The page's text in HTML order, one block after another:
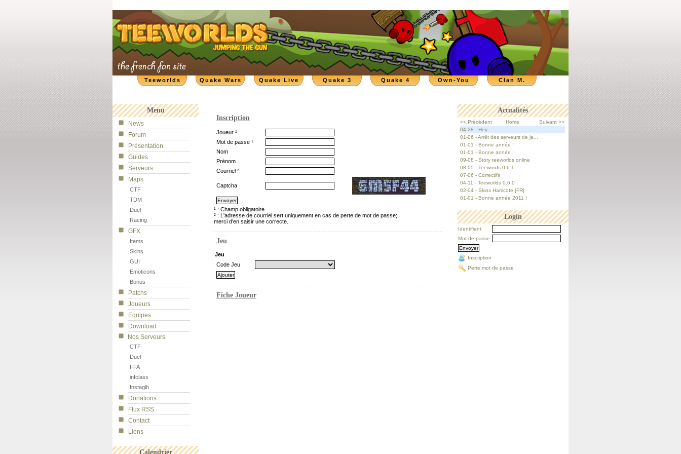
Clan M.
Own-You
Quake 4
Quake 3
Quake Live
Quake Wars
Teeworlds
Menu
News
Forum
Présentation
Guides
Serveurs
Maps
CTF
TDM
Duel
Racing
GFX
Items
Skins
GUI
Emoticons
Bonus
Patchs
Joueurs
Equipes
Download
Nos Serveurs
CTF
Duel
FFA
infclass
Instagib
Donations
Flux RSS
Contact
Liens
Calendrier
Actualités
<< Précédent Home
Suivant >>
04-28 - Hey
01-06 - Arrêt des serveurs de je...
01-01 - Bonne année !
01-01 - Bonne année !
09-08 - Story teeworlds online
08-05 - Teewords 0.6.1
07-06 - Correctifs
04-11 - Teeworlds 0.6.0
02-04 - Skins Harricote [FR]
01-01 - Bonne année 2011 !
Login
Identifiant
Mot de passe
Inscription
Perte mot de passe
Inscription
Joueur ¹
Mot de passe ¹
Nom
Prénom
Courriel ²
Captcha
¹ : Champ obligatoire.
² : L'adresse de courriel sert uniquement en cas de perte de mot de passe;
merci d'en saisir une correcte.
Jeu
Jeu
Code Jeu
Fiche Joueur